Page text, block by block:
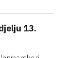
13.